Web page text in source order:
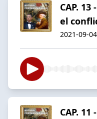
CAP.
el
2021-09-04
CAP.